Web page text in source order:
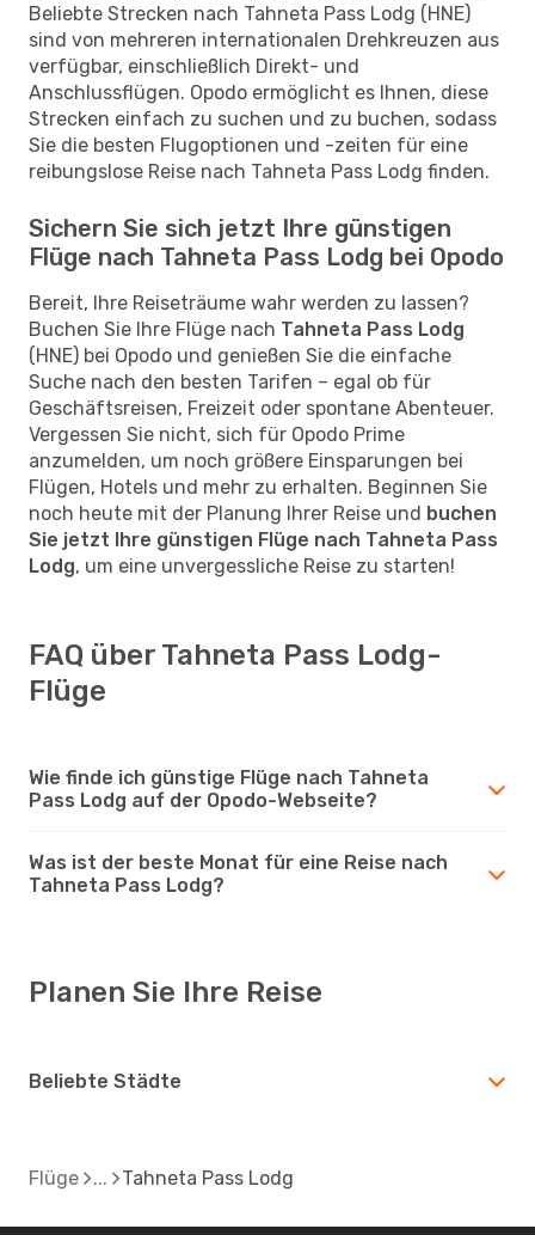
Beliebte Strecken nach Tahneta Pass Lodg (HNE)
sind von mehreren internationalen Drehkreuzen aus
verfügbar, einschließlich Direkt- und
Anschlussflügen. Opodo ermöglicht es Ihnen, diese
Strecken einfach zu suchen und zu buchen, sodass
Sie die besten Flugoptionen und -zeiten für eine
reibungslose Reise nach Tahneta Pass Lodg finden.
Sichern Sie sich jetzt Ihre günstigen
Flüge nach Tahneta Pass Lodg bei Opodo
Bereit, Ihre Reiseträume wahr werden zu lassen?
Buchen Sie Ihre Flüge nach Tahneta Pass Lodg
(HNE) bei Opodo und genießen Sie die einfache
Suche nach den besten Tarifen – egal ob für
Geschäftsreisen, Freizeit oder spontane Abenteuer.
Vergessen Sie nicht, sich für Opodo Prime
anzumelden, um noch größere Einsparungen bei
Flügen, Hotels und mehr zu erhalten. Beginnen Sie
noch heute mit der Planung Ihrer Reise und buchen
Sie jetzt Ihre günstigen Flüge nach Tahneta Pass
Lodg, um eine unvergessliche Reise zu starten!
FAQ über Tahneta Pass Lodg-
Flüge
Wie finde ich günstige Flüge nach Tahneta
Pass Lodg auf der Opodo-Webseite?
Was ist der beste Monat für eine Reise nach
Tahneta Pass Lodg?
Planen Sie Ihre Reise
Beliebte Städte
Flüge Tahneta Pass Lodg